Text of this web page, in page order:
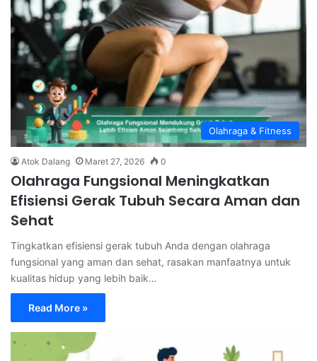
Olahraga & Fitness
Atok Dalang Maret 27, 2026 0
Olahraga Fungsional Meningkatkan
Efisiensi Gerak Tubuh Secara Aman dan
Sehat
Tingkatkan efisiensi gerak tubuh Anda dengan olahraga
fungsional yang aman dan sehat, rasakan manfaatnya untuk
kualitas hidup yang lebih baik…
Read More »